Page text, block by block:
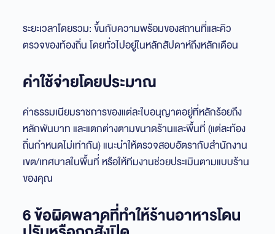
ระยะเวลาโดยรวม: ขึ้นกับความพร้อมของสถานที่และคิว
ตรวจของท้องถิ่น โดยทั่วไปอยู่ในหลักสัปดาห์ถึงหลักเดือน
ค่าใช้จ่ายโดยประมาณ
ค่าธรรมเนียมราชการของแต่ละใบอนุญาตอยู่ที่หลักร้อยถึง
หลักพันบาท และแตกต่างตามขนาดร้านและพื้นที่ (แต่ละท้อง
ถิ่นกำหนดไม่เท่ากัน) แนะนำให้ตรวจสอบอัตรากับสำนักงาน
เขต/เทศบาลในพื้นที่ หรือให้ทีมงานช่วยประเมินตามแบบร้าน
ของคุณ
6 ข้อผิดพลาดที่ทำให้ร้านอาหารโดน